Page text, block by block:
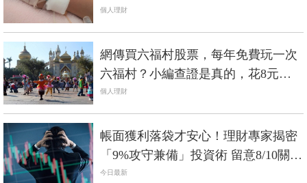
漲價5%
個人理財
網傳買六福村股票，每年免費玩一次
六福村？小編查證是真的，花8元買1
股也行
個人理財
帳面獲利落袋才安心！理財專家揭密
「9%攻守兼備」投資術 留意8/10關鍵
日
今日最新